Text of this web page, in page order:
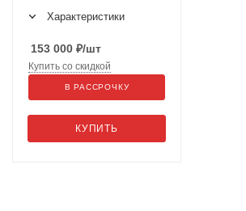
Характеристики
153 000 ₽/шт
КУПИТЬ
Купить со скидкой
В РАССРОЧКУ